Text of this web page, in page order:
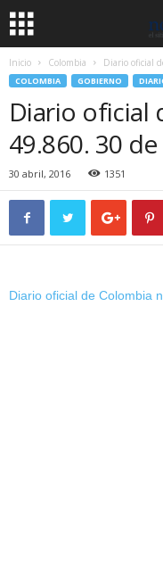
Inicio Colombia Diario oficial
COLOMBIA GOBIERNO
Diario oficial
49.860. 30
30 abril, 2016 1351
Diario oficial de Colombia